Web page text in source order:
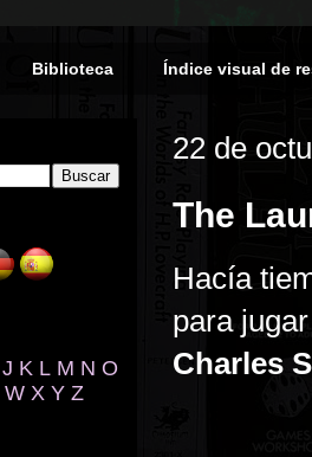
Biblioteca Índice visual de
22 de
The
Hacía
para
Charles
J K L M N O
W X Y Z